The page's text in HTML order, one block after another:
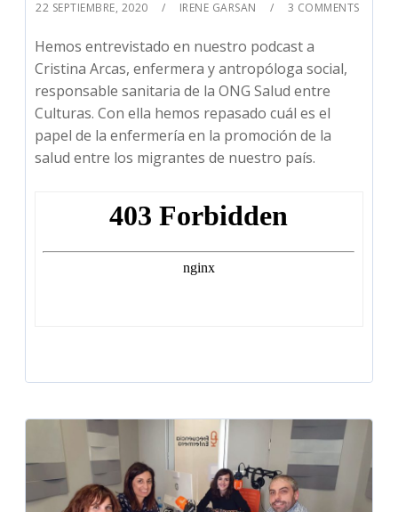
22 SEPTIEMBRE, 2020 IRENE GARSAN 3 COMMENTS
Hemos entrevistado en nuestro podcast a
Cristina Arcas, enfermera y antropóloga social,
responsable sanitaria de la ONG Salud entre
Culturas. Con ella hemos repasado cuál es el
papel de la enfermería en la promoción de la
salud entre los migrantes de nuestro país.